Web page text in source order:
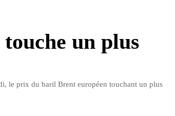
un plus
le prix du baril Brent européen touchant un plus